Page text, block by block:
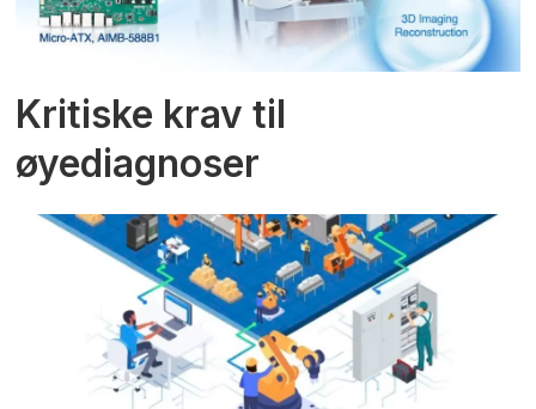
Kritiske krav til
øyediagnoser